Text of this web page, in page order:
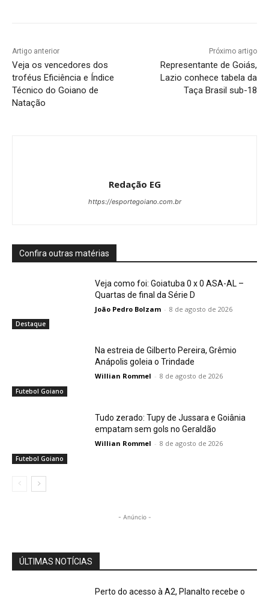
Artigo anterior
Veja os vencedores dos
troféus Eficiência e Índice
Técnico do Goiano de
Natação
Próximo artigo
Representante de Goiás,
Lazio conhece tabela da
Taça Brasil sub-18
Redação EG
https://esportegoiano.com.br
Confira outras matérias
Destaque
Veja como foi: Goiatuba 0 x 0 ASA-AL –
Quartas de final da Série D
João Pedro Bolzam - 8 de agosto de 2026
Futebol Goiano
Na estreia de Gilberto Pereira, Grêmio
Anápolis goleia o Trindade
Willian Rommel - 8 de agosto de 2026
Futebol Goiano
Tudo zerado: Tupy de Jussara e Goiânia
empatam sem gols no Geraldão
Willian Rommel - 8 de agosto de 2026
- Anúncio -
ÚLTIMAS NOTÍCIAS
Perto do acesso à A2, Planalto recebe o